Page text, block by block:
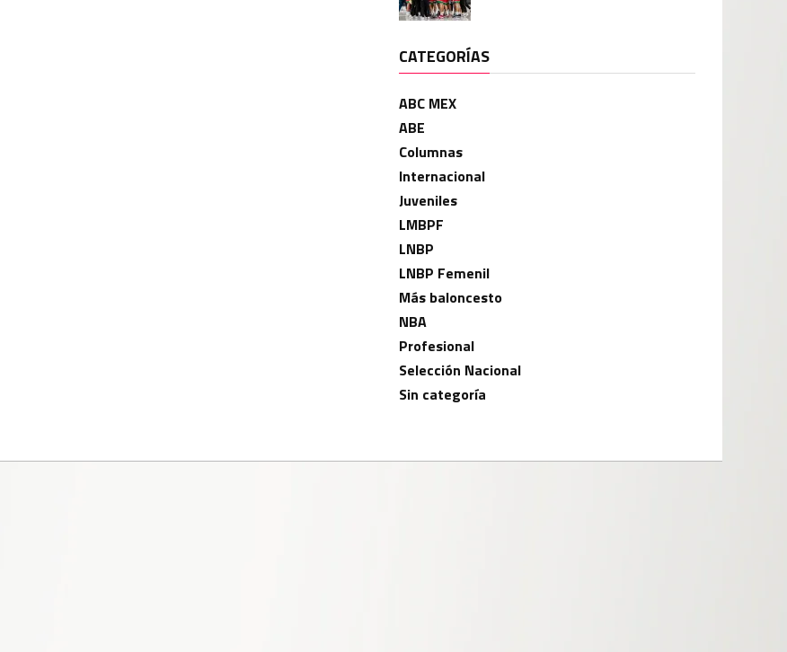
CATEGORÍAS
ABC MEX
ABE
Columnas
Internacional
Juveniles
LMBPF
LNBP
LNBP Femenil
Más baloncesto
NBA
Profesional
Selección Nacional
Sin categoría